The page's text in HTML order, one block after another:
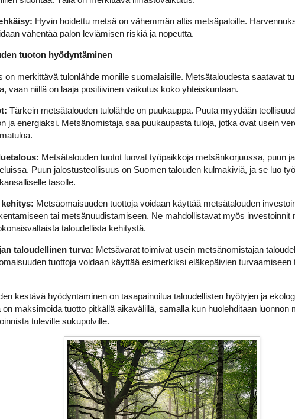
Hyvin hoidettu metsä on vähemmän altis metsäpaloille.
vähentää palon leviämisen riskiä ja nopeutta.
tuoton hyödyntäminen
on merkittävä tulonlähde monille suomalaisille. Metsätaloudesta saatavat
vaan niillä on laaja positiivinen vaikutus koko yhteiskuntaan.
Tärkein metsätalouden tulolähde on puukauppa. Puuta myydään
ja energiaksi. Metsänomistaja saa puukaupasta tuloja, jotka ovat usein
Metsätalouden tuotot luovat työpaikkoja metsänkorjuussa, puun
Puun jalostusteollisuus on Suomen talouden kulmakiviä, ja se luo
tasolle.
Metsäomaisuuden tuottoja voidaan käyttää metsätalouden
tai metsänuudistamiseen. Ne mahdollistavat myös investoinnit
taloudellista kehitystä.
taloudellinen turva: Metsävarat toimivat usein metsänomistajan
tuottoja voidaan käyttää esimerkiksi eläkepäivien turvaamiseen
kestävä hyödyntäminen on tasapainoilua taloudellisten hyötyjen ja
on maksimoida tuotto pitkällä aikavälillä, samalla kun huolehditaan luonnon
tuleville sukupolville.